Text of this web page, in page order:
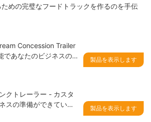
めの完璧なフードトラックを作るのを手伝
Concession Trailer
であなたのビジネスの準
製品を表示します
クトレーラー - カスタ
スの準備ができていま
製品を表示します